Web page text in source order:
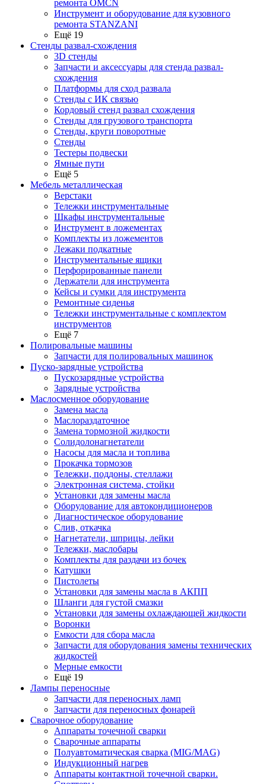
ремонта OMCN
Инструмент и оборудование для кузовного
ремонта STANZANI
Ещё 19
Стенды развал-схождения
3D стенды
Запчасти и аксессуары для стенда развал-
схождения
Платформы для сход развала
Стенды с ИК связью
Кордовый стенд развал схождения
Стенды для грузового транспорта
Стенды, круги поворотные
Стенды
Тестеры подвески
Ямные пути
Ещё 5
Мебель металлическая
Верстаки
Тележки инструментальные
Шкафы инструментальные
Инструмент в ложементах
Комплекты из ложементов
Лежаки подкатные
Инструментальные ящики
Перфорированные панели
Держатели для инструмента
Кейсы и сумки для инструмента
Ремонтные сиденья
Тележки инструментальные с комплектом
инструментов
Ещё 7
Полировальные машины
Запчасти для полировальных машинок
Пуско-зарядные устройства
Пускозарядные устройства
Зарядные устройства
Маслосменное оборудование
Замена масла
Маслораздаточное
Замена тормозной жидкости
Солидолонагнетатели
Насосы для масла и топлива
Прокачка тормозов
Тележки, поддоны, стеллажи
Электронная система, стойки
Установки для замены масла
Оборудование для автокондиционеров
Диагностическое оборудование
Слив, откачка
Нагнетатели, шприцы, лейки
Тележки, маслобары
Комплекты для раздачи из бочек
Катушки
Пистолеты
Установки для замены масла в АКПП
Шланги для густой смазки
Установки для замены охлаждающей жидкости
Воронки
Емкости для сбора масла
Запчасти для оборудования замены технических
жидкостей
Мерные емкости
Ещё 19
Лампы переносные
Запчасти для переносных ламп
Запчасти для переносных фонарей
Сварочное оборудование
Аппараты точечной сварки
Сварочные аппараты
Полуавтоматическая сварка (MIG/MAG)
Индукционный нагрев
Аппараты контактной точечной сварки.